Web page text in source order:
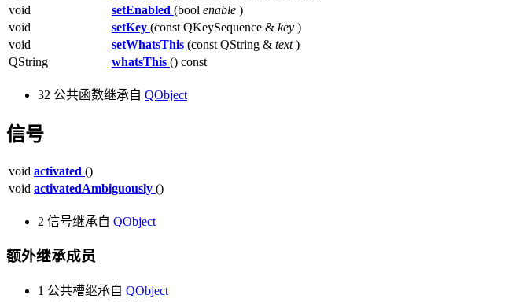
void
setEnabled (bool enable )
void
setKey (const QKeySequence & key )
void
setWhatsThis (const QString & text)
QString
whatsThis () const
32 公共函数继承自 QObject
信号
void activated ()
void activatedAmbiguously ()
2 信号继承自 QObject
额外继承成员
1 公共槽继承自 QObject